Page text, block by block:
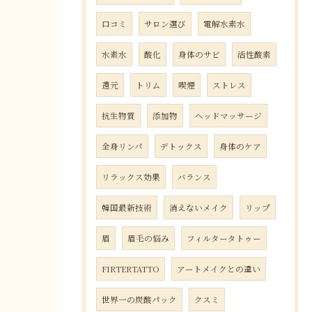
口コミ サロン選び 電解水素水
水素水 酸化 身体のサビ 活性酸素
還元 トリム 喫煙 ストレス
抗生物質 添加物 ヘッドマッサージ
全身リンパ デトックス 身体のケア
リラックス効果 バランス
韓国最新技術 消えないメイク リップ
眉 眉毛の悩み フィルタータトゥー
FIRTERTATTO アートメイクとの違い
世界一の炭酸パック クスミ